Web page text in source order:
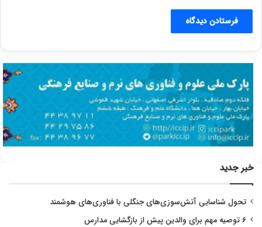
خبر جدید
تحول شناسایی آتش‌سوزی‌های جنگلی با فناوری‌های هوشمند
۶ توصیه مهم برای والدین پیش از بازگشایی مدارس